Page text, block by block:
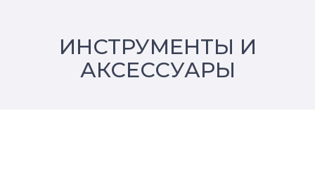
ИНСТРУМЕНТЫ И
АКСЕССУАРЫ